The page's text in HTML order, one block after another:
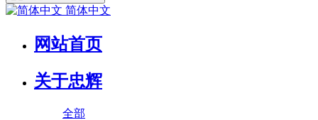
简体中文
网站首页
关于忠辉
全部